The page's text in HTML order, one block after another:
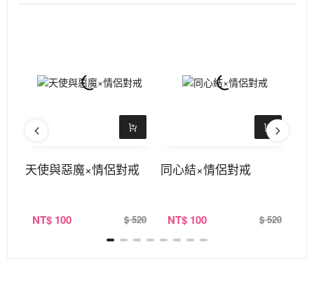
天使與惡魔×情侶對戒
NT$ 100 $ 520
同心結×情侶對戒
NT$ 100 $ 520